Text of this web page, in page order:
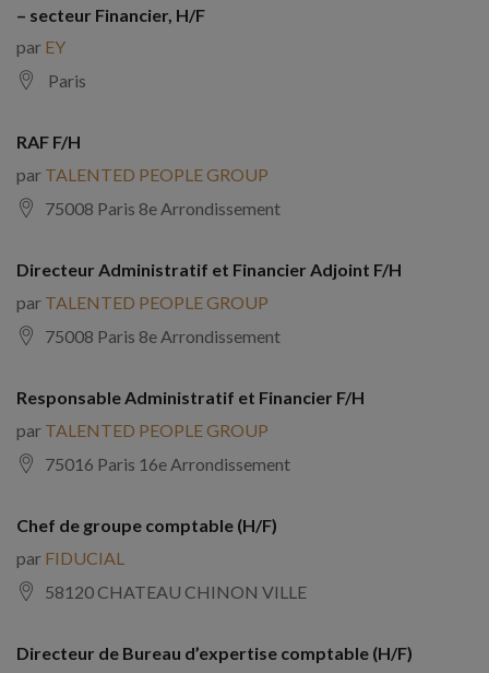
– secteur Financier, H/F
par EY
Paris
RAF F/H
par TALENTED PEOPLE GROUP
75008 Paris 8e Arrondissement
Directeur Administratif et Financier Adjoint F/H
par TALENTED PEOPLE GROUP
75008 Paris 8e Arrondissement
Responsable Administratif et Financier F/H
par TALENTED PEOPLE GROUP
75016 Paris 16e Arrondissement
Chef de groupe comptable (H/F)
par FIDUCIAL
58120 CHATEAU CHINON VILLE
Directeur de Bureau d’expertise comptable (H/F)